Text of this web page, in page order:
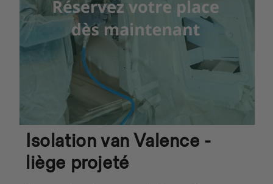
Isolation van Valence -
liège projeté